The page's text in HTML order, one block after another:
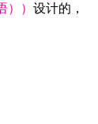
）） 设计的，